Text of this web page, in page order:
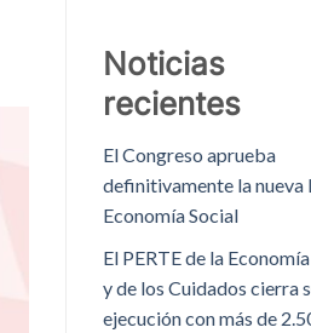
Noticias
recientes
El Congreso aprueba
definitivamente la nueva
Economía Social
El PERTE de la
y de los Cuidados cierra
ejecución con más de